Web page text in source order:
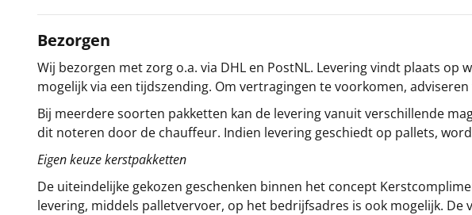
Bezorgen
Wij bezorgen met zorg o.a. via DHL en PostNL. Levering vindt plaats
mogelijk via een tijdszending. Om vertragingen te voorkomen,
Bij meerdere soorten pakketten kan de levering vanuit verschillende
dit noteren door de chauffeur. Indien levering geschiedt op pallets,
Eigen keuze kerstpakketten
De uiteindelijke gekozen geschenken binnen het concept
levering, middels palletvervoer, op het bedrijfsadres is ook mogelijk.